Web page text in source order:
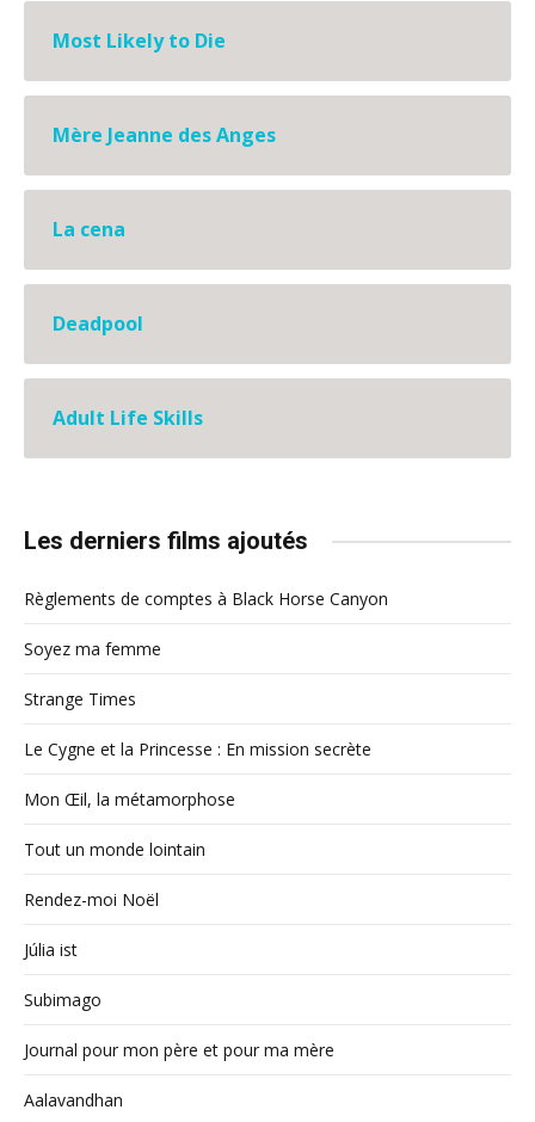
Most Likely to Die
Mère Jeanne des Anges
La cena
Deadpool
Adult Life Skills
Les derniers films ajoutés
Règlements de comptes à Black Horse Canyon
Soyez ma femme
Strange Times
Le Cygne et la Princesse : En mission secrète
Mon Œil, la métamorphose
Tout un monde lointain
Rendez-moi Noël
Júlia ist
Subimago
Journal pour mon père et pour ma mère
Aalavandhan